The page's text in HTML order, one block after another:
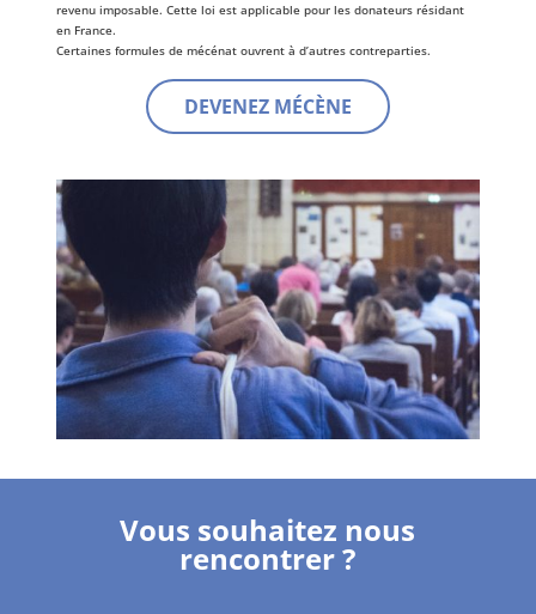
revenu imposable. Cette loi est applicable pour les donateurs résidant
en France.
Certaines formules de mécénat ouvrent à d’autres contreparties.
DEVENEZ MÉCÈNE
Vous souhaitez nous
rencontrer ?